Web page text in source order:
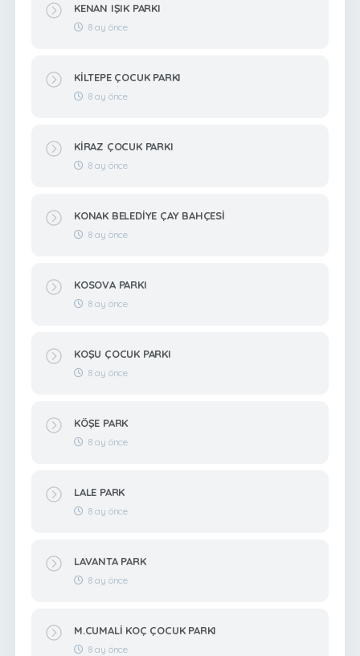
KENAN IŞIK PARKI
8 ay önce
KİLTEPE ÇOCUK PARKI
8 ay önce
KİRAZ ÇOCUK PARKI
8 ay önce
KONAK BELEDİYE ÇAY BAHÇESİ
8 ay önce
KOSOVA PARKI
8 ay önce
KOŞU ÇOCUK PARKI
8 ay önce
KÖŞE PARK
8 ay önce
LALE PARK
8 ay önce
LAVANTA PARK
8 ay önce
M.CUMALİ KOÇ ÇOCUK PARKI
8 ay önce